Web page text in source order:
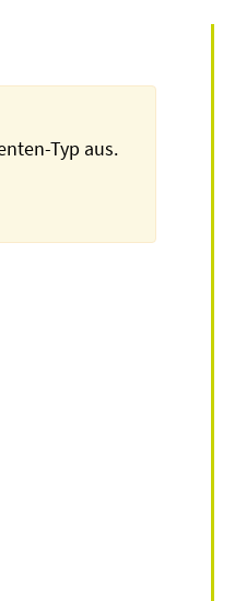
Typ aus.